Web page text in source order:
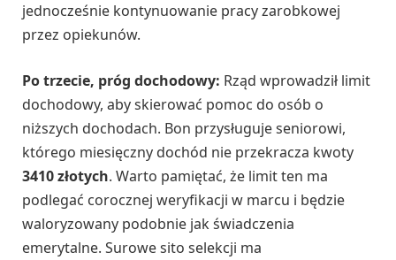
jednocześnie kontynuowanie pracy zarobkowej
przez opiekunów.
Po trzecie, próg dochodowy: Rząd wprowadził limit
dochodowy, aby skierować pomoc do osób o
niższych dochodach. Bon przysługuje seniorowi,
którego miesięczny dochód nie przekracza kwoty
3410 złotych. Warto pamiętać, że limit ten ma
podlegać corocznej weryfikacji w marcu i będzie
waloryzowany podobnie jak świadczenia
emerytalne. Surowe sito selekcji ma